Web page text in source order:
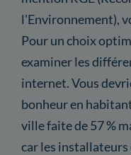
l'Environnement),
Pour un choix
examiner les
internet. Vous
bonheur en
ville faite de 57 %
car les installateurs